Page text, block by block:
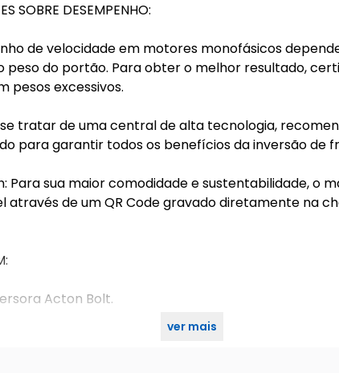
SOBRE DESEMPENHO:
de velocidade em motores monofásicos
peso do portão. Para obter o melhor resultado,
pesos excessivos.
tratar de uma central de alta tecnologia,
para garantir todos os benefícios da inversão de
Para sua maior comodidade e sustentabilidade, o
através de um QR Code gravado diretamente na
Acton Bolt.
ver mais